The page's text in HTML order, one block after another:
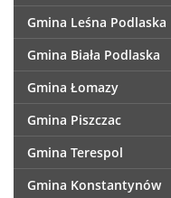
Gmina Leśna Podlaska
Gmina Biała Podlaska
Gmina Łomazy
Gmina Piszczac
Gmina Terespol
Gmina Konstantynów